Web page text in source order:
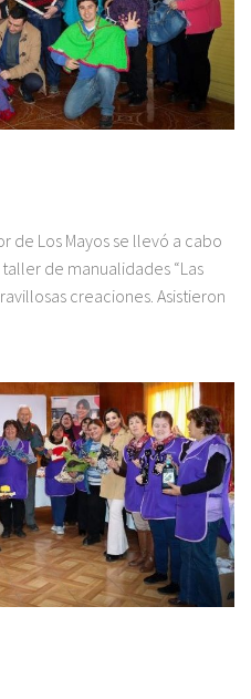
de Los Mayos se llevó a cabo
de manualidades “Las
creaciones. Asistieron